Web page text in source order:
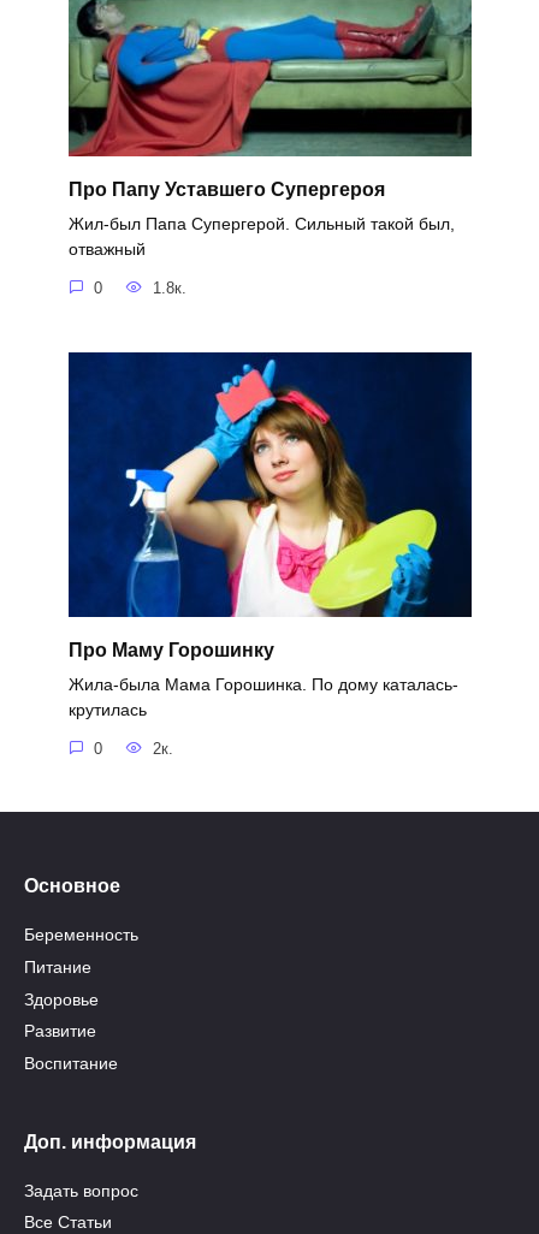
Про Папу Уставшего Супергероя
Жил-был Папа Супергерой. Сильный такой был,
отважный
0 1.8к.
Про Маму Горошинку
Жила-была Мама Горошинка. По дому каталась-
крутилась
0 2к.
Основное
Беременность
Питание
Здоровье
Развитие
Воспитание
Доп. информация
Задать вопрос
Все Статьи